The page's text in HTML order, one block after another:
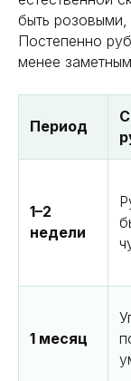
быть розовыми,
Постепенно
менее
Период
1–2
недели
1 месяц